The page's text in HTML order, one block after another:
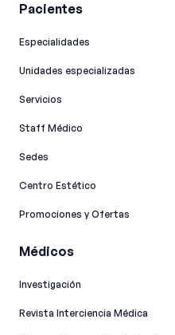
Pacientes
Especialidades
Unidades especializadas
Servicios
Staff Médico
Sedes
Centro Estético
Promociones y Ofertas
Médicos
Investigación
Revista Interciencia Médica